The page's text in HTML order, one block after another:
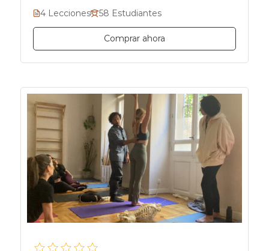
4 Lecciones 58 Estudiantes
Comprar ahora